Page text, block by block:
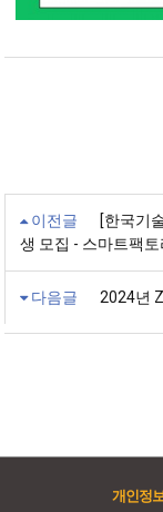
이전글
[한국기
생 모집 - 스마트팩
다음글
2024년
개인정